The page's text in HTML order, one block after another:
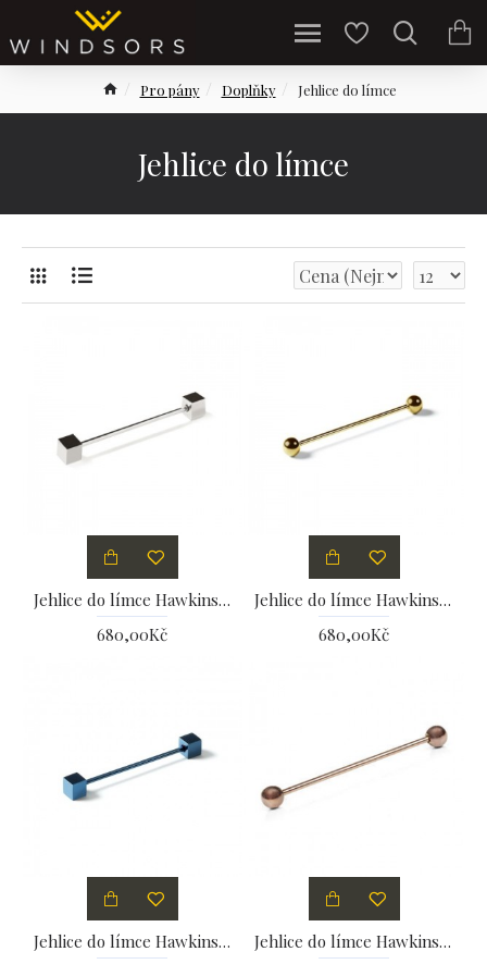
Pro pány Doplňky Jehlice do límce
Jehlice do límce
Jehlice do límce Hawkins & Shepherd London
680,00Kč
Jehlice do límce Hawkins & Shepherd London
680,00Kč
Jehlice do límce Hawkins & Shepherd London
Jehlice do límce Hawkins & Shepherd London